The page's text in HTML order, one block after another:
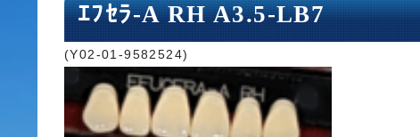
ｴﾌｾﾗ-A RH A3.5-LB7
(Y02-01-9582524)